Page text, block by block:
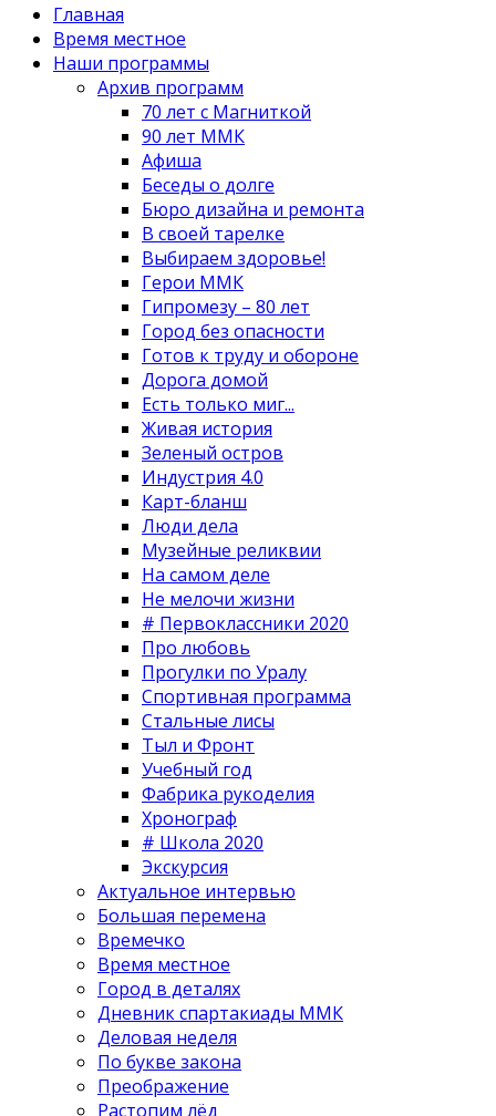
Главная
Время местное
Наши программы
Архив программ
70 лет с Магниткой
90 лет ММК
Афиша
Беседы о долге
Бюро дизайна и ремонта
В своей тарелке
Выбираем здоровье!
Герои ММК
Гипромезу – 80 лет
Город без опасности
Готов к труду и обороне
Дорога домой
Есть только миг...
Живая история
Зеленый остров
Индустрия 4.0
Карт-бланш
Люди дела
Музейные реликвии
На самом деле
Не мелочи жизни
# Первоклассники 2020
Про любовь
Прогулки по Уралу
Спортивная программа
Стальные лисы
Тыл и Фронт
Учебный год
Фабрика рукоделия
Хронограф
# Школа 2020
Экскурсия
Актуальное интервью
Большая перемена
Времечко
Время местное
Город в деталях
Дневник спартакиады ММК
Деловая неделя
По букве закона
Преображение
Растопим лёд